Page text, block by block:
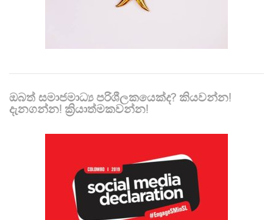
ඔබත් සමාජමාධ්‍ය පරිශීලකයෙක්ද? කියවන්න!
දැනගන්න! ක්‍රියාත්මකවන්න!